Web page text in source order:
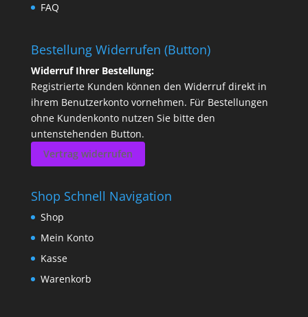
FAQ
Bestellung Widerrufen (Button)
Widerruf Ihrer Bestellung:
Registrierte Kunden können den Widerruf direkt in
ihrem Benutzerkonto vornehmen. Für Bestellungen
ohne Kundenkonto nutzen Sie bitte den
untenstehenden Button.
Vertrag widerrufen
Shop Schnell Navigation
Shop
Mein Konto
Kasse
Warenkorb